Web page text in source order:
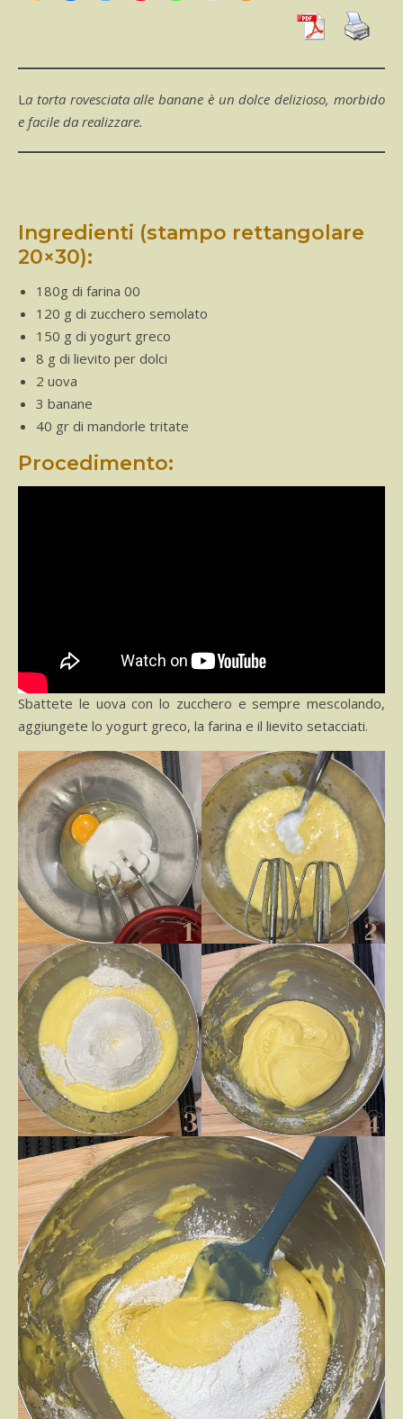
La torta rovesciata alle banane è un dolce delizioso, morbido
e facile da realizzare.
Ingredienti (stampo rettangolare
20×30):
180g di farina 00
120 g di zucchero semolato
150 g di yogurt greco
8 g di lievito per dolci
2 uova
3 banane
40 gr di mandorle tritate
Procedimento:
Sbattete le uova con lo zucchero e sempre mescolando,
aggiungete lo yogurt greco, la farina e il lievito setacciati.